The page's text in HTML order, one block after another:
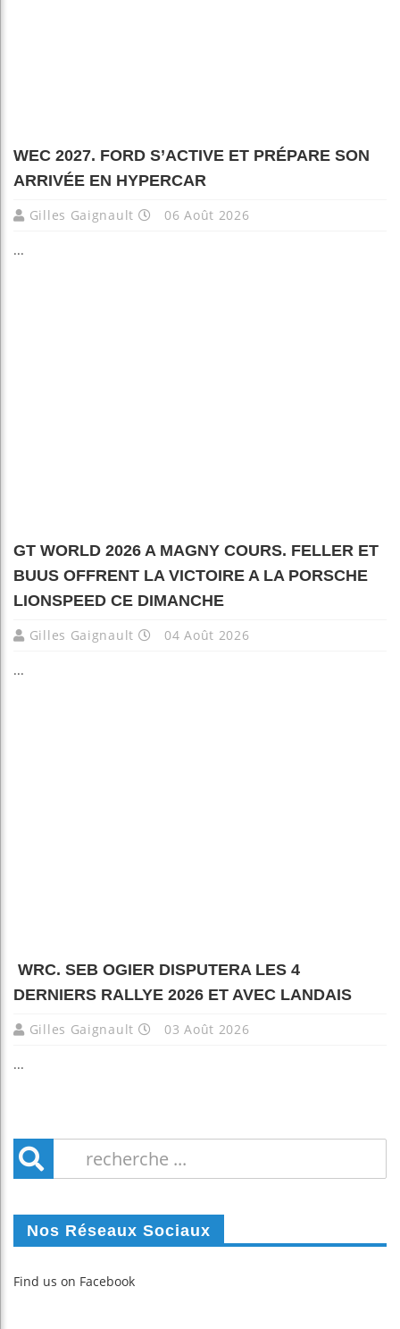
WEC 2027. FORD S’ACTIVE ET PRÉPARE SON
ARRIVÉE EN HYPERCAR
Gilles Gaignault 06 Août 2026
...
GT WORLD 2026 A MAGNY COURS. FELLER ET
BUUS OFFRENT LA VICTOIRE A LA PORSCHE
LIONSPEED CE DIMANCHE
Gilles Gaignault 04 Août 2026
...
WRC. SEB OGIER DISPUTERA LES 4
DERNIERS RALLYE 2026 ET AVEC LANDAIS
Gilles Gaignault 03 Août 2026
...
Nos Réseaux Sociaux
Find us on Facebook